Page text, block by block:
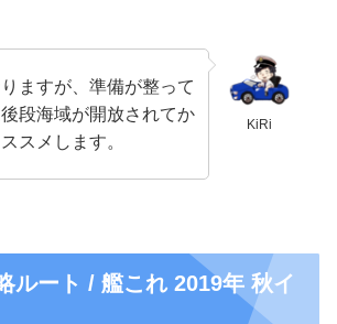
KiRi
ますが、準備が整って
段海域が開放されてか
スメします。
ルート / 艦これ 2019年 秋イ